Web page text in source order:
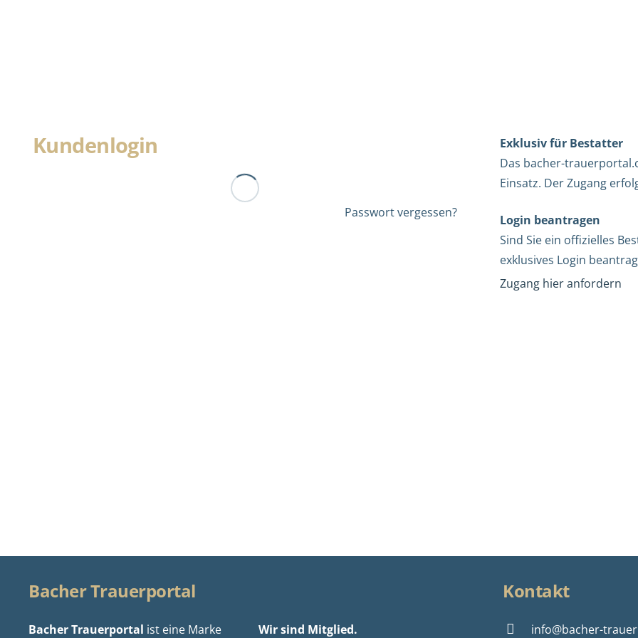
Kundenlogin
Passwort vergessen?
Exklusiv für Bestatter
Das bacher-
Einsatz. Der Zugang
Login beantragen
Sind Sie ein offizielles
exklusives Login
Zugang hier anfordern
Bacher Trauerportal
Bacher Trauerportal ist eine Marke Wir sind Mitglied.
Kontakt
info@bacher-